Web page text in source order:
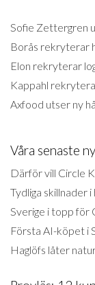
Sofie Zettergren
Borås rekryterar
Elon rekryterar
Kappahl
Axfood utser ny
Våra senaste
Därför vill Circle
Tydliga skillnader
Sverige i topp
Första AI-köpet i
Haglöfs låter